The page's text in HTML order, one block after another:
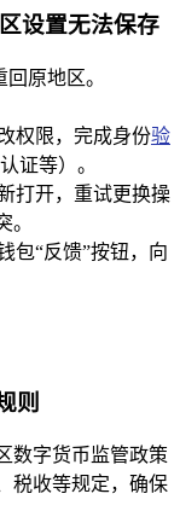
设置无法保存
原地区。
权限，完成身份验
证等）。
打开，重试更换操
。
包“反馈”按钮，向
则
数字货币监管政策
税收等规定，确保